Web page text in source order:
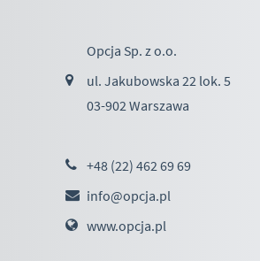
Opcja Sp. z o.o.
ul. Jakubowska 22 lok. 5
03-902 Warszawa
+48 (22) 462 69 69
info@opcja.pl
www.opcja.pl